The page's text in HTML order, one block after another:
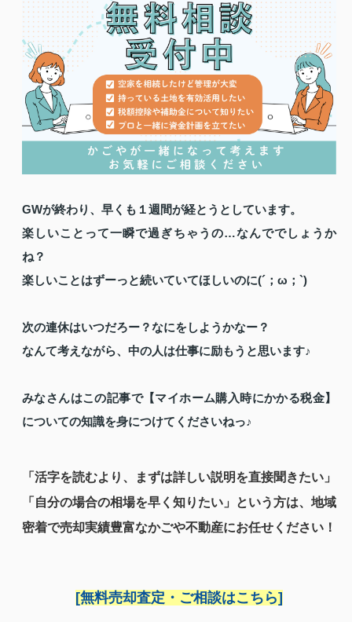
GWが終わり、早くも１週間が経とうとしています。
楽しいことって一瞬で過ぎちゃうの…なんででしょうか
ね？
楽しいことはずーっと続いていてほしいのに(´；ω；`)
次の連休はいつだろー？なにをしようかなー？
なんて考えながら、中の人は仕事に励もうと思います♪
みなさんはこの記事で【マイホーム購入時にかかる税金】
についての知識を身につけてくださいねっ♪
「活字を読むより、まずは詳しい説明を直接聞きたい」
「自分の場合の相場を早く知りたい」という方は、地域
密着で売却実績豊富なかごや不動産にお任せください！
[無料売却査定・ご相談はこちら]